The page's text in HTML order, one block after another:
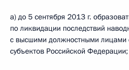
а) до 5 сентября 2013 г.
по ликвидации последствий
с высшими должностными лицами
субъектов Российской Федерации;